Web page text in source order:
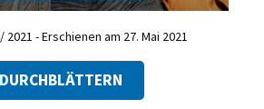
2021 - Erschienen am 27. Mai 2021
DURCHBLÄTTERN